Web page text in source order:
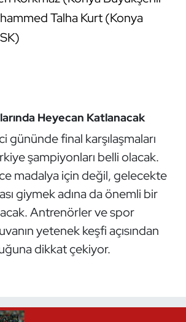
Talha Kurt (Konya
Heyecan Katlanacak
gününde final karşılaşmaları
şampiyonları belli olacak.
madalya için değil, gelecekte
giymek adına da önemli bir
Antrenörler ve spor
yetenek keşfi açısından
dikkat çekiyor.